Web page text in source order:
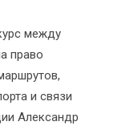
между
право
и связи
Александр